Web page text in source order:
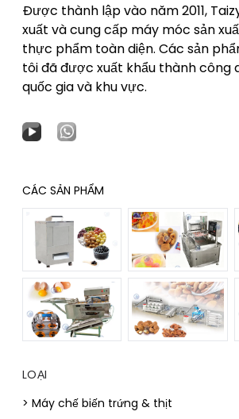
Được thành lập vào năm 2011,
xuất và cung cấp máy móc sản
thực phẩm toàn diện. Các sản
tôi đã được xuất khẩu thành công
quốc gia và khu vực.
CÁC SẢN PHẨM
LOẠI
> Máy chế biến trứng & thịt